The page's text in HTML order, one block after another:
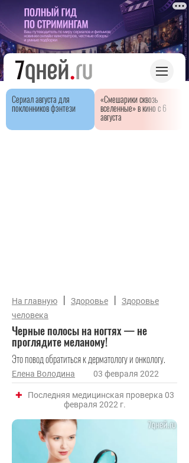
Сериал августа для
поклонников фэнтези
«Смешарики сквозь
вселенные» в кино с 6
августа
На главную | Здоровье |
Здоровье
человека
Черные полосы на ногтях — не
проглядите меланому!
Это повод обратиться к дерматологу и онкологу.
Елена Володина 03 февраля 2022
Последняя медицинская проверка 03
февраля 2022 г.